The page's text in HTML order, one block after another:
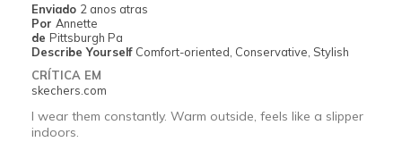
Width
Sizing
Feels true to size
Enviado 2 anos atras
Por Annette
de Pittsburgh Pa
Describe Yourself Comfort-oriented, Conservative, Stylish
CRÍTICA EM
skechers.com
I wear them constantly. Warm outside, feels like a slipper
indoors.